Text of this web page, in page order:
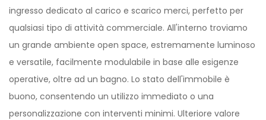
ingresso dedicato al carico e scarico merci, perfetto per
qualsiasi tipo di attività commerciale. All'interno troviamo
un grande ambiente open space, estremamente luminoso
e versatile, facilmente modulabile in base alle esigenze
operative, oltre ad un bagno. Lo stato dell'immobile è
buono, consentendo un utilizzo immediato o una
personalizzazione con interventi minimi. Ulteriore valore